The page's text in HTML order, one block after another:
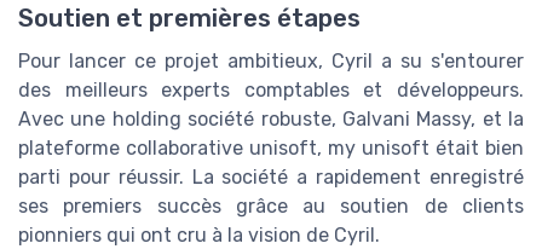
Soutien et premières étapes
Pour lancer ce projet ambitieux, Cyril a su s'entourer
des meilleurs experts comptables et développeurs.
Avec une holding société robuste, Galvani Massy, et la
plateforme collaborative unisoft, my unisoft était bien
parti pour réussir. La société a rapidement enregistré
ses premiers succès grâce au soutien de clients
pionniers qui ont cru à la vision de Cyril.